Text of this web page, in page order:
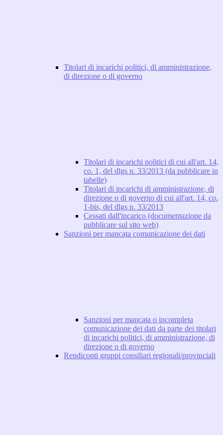
Titolari di incarichi politici, di amministrazione,
di direzione o di governo
Titolari di incarichi politici di cui all'art. 14,
co. 1, del dlgs n. 33/2013 (da pubblicare in
tabelle)
Titolari di incarichi di amministrazione, di
direzione o di governo di cui all'art. 14, co.
1-bis, del dlgs n. 33/2013
Cessati dall'incarico (documentazione da
pubblicare sul sito web)
Sanzioni per mancata comunicazione dei dati
Sanzioni per mancata o incompleta
comunicazione dei dati da parte dei titolari
di incarichi politici, di amministrazione, di
direzione o di governo
Rendiconti gruppi consiliari regionali/provinciali